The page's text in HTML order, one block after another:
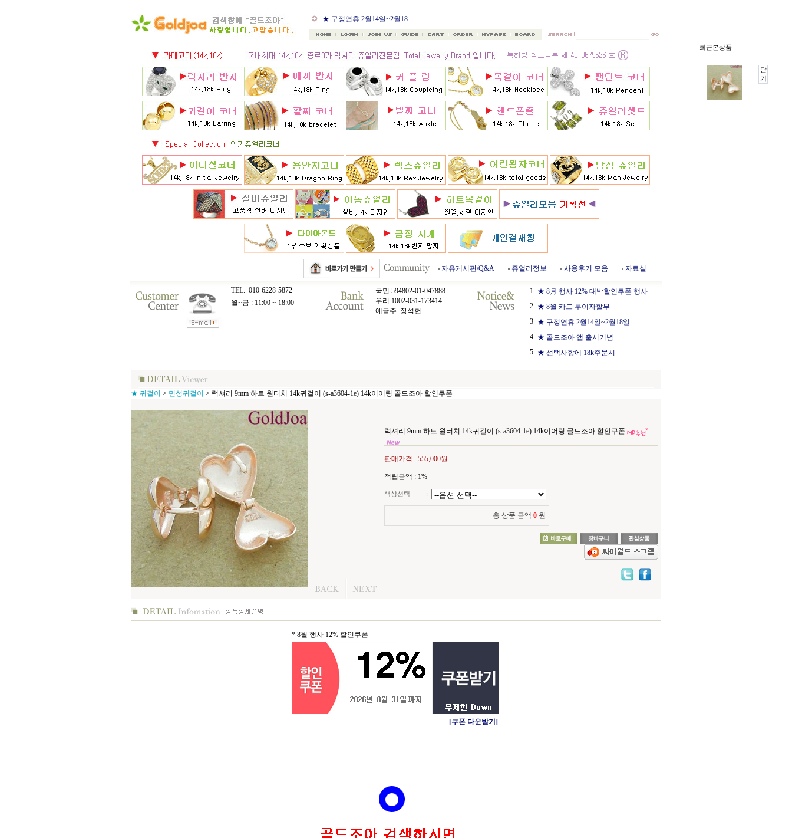
★ 8月 행사 12% 대박할인쿠
폰 행사
★ 구정연휴 2월14일~2월18
일
★ 골드조아 앱 출시기념
자유게시판/Q&A 쥬얼리정보 사용후기 모음 자료실
TEL. 010-6228-5872
월~금 : 11:00 ~ 18:00
국민 594802-01-047888
우리 1002-031-173414
예금주: 장석헌
1 ★ 8月 행사 12% 대박할인쿠폰 행사
2 ★ 8월 카드 무이자할부
3 ★ 구정연휴 2월14일~2월18일
4 ★ 골드조아 앱 출시기념
5 ★ 선택사항에 18k주문시
★ 귀걸이 > 민성귀걸이 > 럭셔리 9mm 하트 원터치 14k귀걸이 (s-a3604-1e) 14k이어링 골드조아 할인쿠폰
럭셔리 9mm 하트 원터치 14k귀걸이 (s-a3604-1e) 14k이어링 골드조아 할인쿠폰
판매가격 : 555,000원
적립금액 : 1%
색상선택 :
총 상품 금액 0 원
* 8월 행사 12% 할인쿠폰
[쿠폰 다운받기]
최근본상품
닫
기